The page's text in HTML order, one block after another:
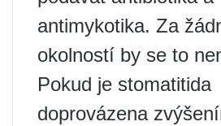
antimykotika. Za
okolností by se to
Pokud je stomatitida
doprovázena